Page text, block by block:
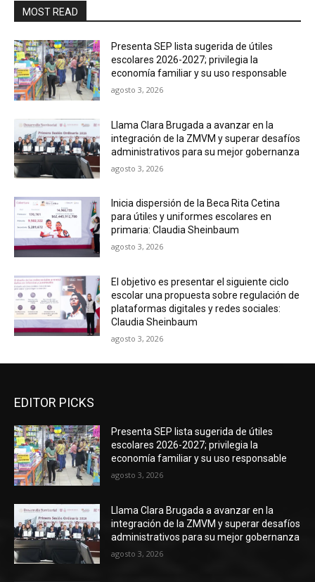
MOST READ
Presenta SEP lista sugerida de útiles
escolares 2026-2027; privilegia la
economía familiar y su uso responsable
agosto 3, 2026
Llama Clara Brugada a avanzar en la
integración de la ZMVM y superar desafíos
administrativos para su mejor gobernanza
agosto 3, 2026
Inicia dispersión de la Beca Rita Cetina
para útiles y uniformes escolares en
primaria: Claudia Sheinbaum
agosto 3, 2026
El objetivo es presentar el siguiente ciclo
escolar una propuesta sobre regulación de
plataformas digitales y redes sociales:
Claudia Sheinbaum
agosto 3, 2026
EDITOR PICKS
Presenta SEP lista sugerida de útiles
escolares 2026-2027; privilegia la
economía familiar y su uso responsable
agosto 3, 2026
Llama Clara Brugada a avanzar en la
integración de la ZMVM y superar desafíos
administrativos para su mejor gobernanza
agosto 3, 2026